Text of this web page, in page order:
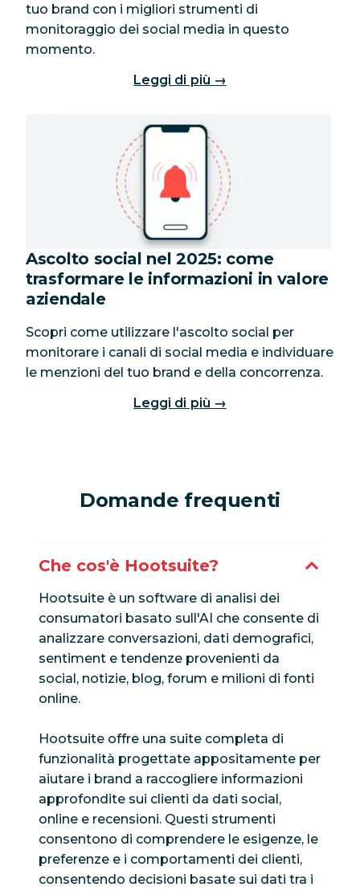
tuo brand con i migliori strumenti di
monitoraggio dei social media in questo
momento.
Leggi di più →
Ascolto social nel 2025: come
trasformare le informazioni in valore
aziendale
Scopri come utilizzare l'ascolto social per
monitorare i canali di social media e individuare
le menzioni del tuo brand e della concorrenza.
Leggi di più →
Domande frequenti
Che cos'è Hootsuite?
Hootsuite è un software di analisi dei
consumatori basato sull'AI che consente di
analizzare conversazioni, dati demografici,
sentiment e tendenze provenienti da
social, notizie, blog, forum e milioni di fonti
online.
Hootsuite offre una suite completa di
funzionalità progettate appositamente per
aiutare i brand a raccogliere informazioni
approfondite sui clienti da dati social,
online e recensioni. Questi strumenti
consentono di comprendere le esigenze, le
preferenze e i comportamenti dei clienti,
consentendo decisioni basate sui dati tra i